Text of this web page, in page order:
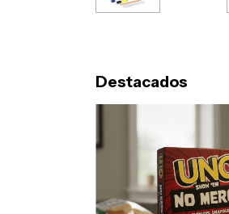
Destacados